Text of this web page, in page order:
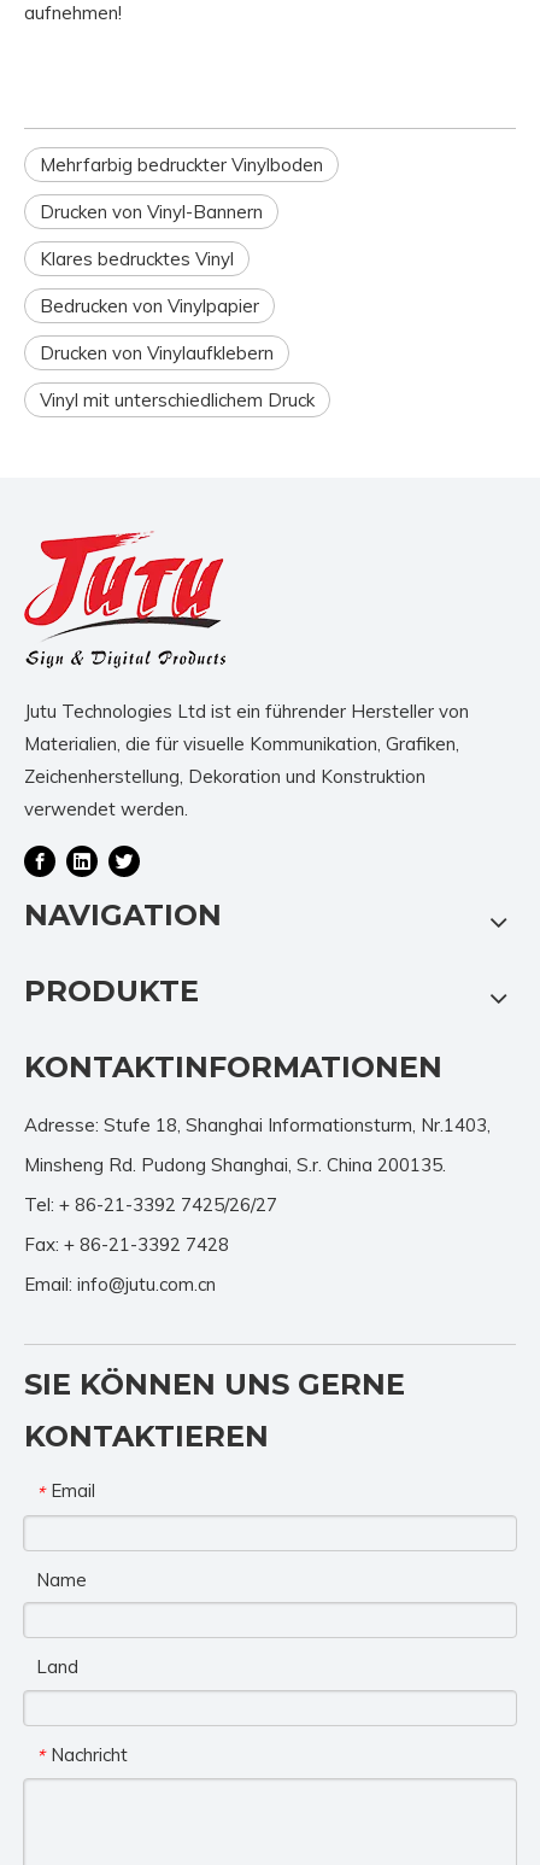
aufnehmen!
Mehrfarbig bedruckter Vinylboden
Drucken von Vinyl-Bannern
Klares bedrucktes Vinyl
Bedrucken von Vinylpapier
Drucken von Vinylaufklebern
Vinyl mit unterschiedlichem Druck
Jutu Technologies Ltd ist ein führender Hersteller von
Materialien, die für visuelle Kommunikation, Grafiken,
Zeichenherstellung, Dekoration und Konstruktion
verwendet werden.
NAVIGATION
PRODUKTE
KONTAKTINFORMATIONEN
Adresse: Stufe 18, Shanghai Informationsturm, Nr.1403,
Minsheng Rd. Pudong Shanghai, S.r. China 200135.
Tel: + 86-21-3392 7425/26/27
Fax: + 86-21-3392 7428
Email: info@jutu.com.cn
SIE KÖNNEN UNS GERNE
KONTAKTIEREN
* Email
Name
Land
* Nachricht